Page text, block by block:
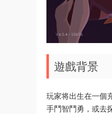
遊戲背景
玩家将出生在一個
手鬥智鬥勇，或去